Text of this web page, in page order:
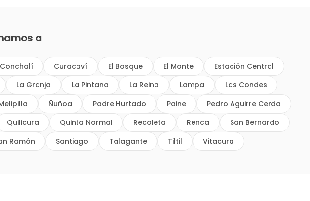
a
Conchalí Curacaví El Bosque El Monte
Estación Central
La Granja La Pintana La Reina Lampa
Las Condes
Ñuñoa Padre Hurtado Paine
Pedro Aguirre Cerda
Quilicura Quinta Normal Recoleta Renca
San Bernardo
Ramón Santiago Talagante Tiltil Vitacura